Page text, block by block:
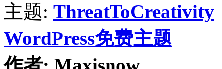
主题: ThreatToCreativity
WordPress免费主题
作者: Maxisnow